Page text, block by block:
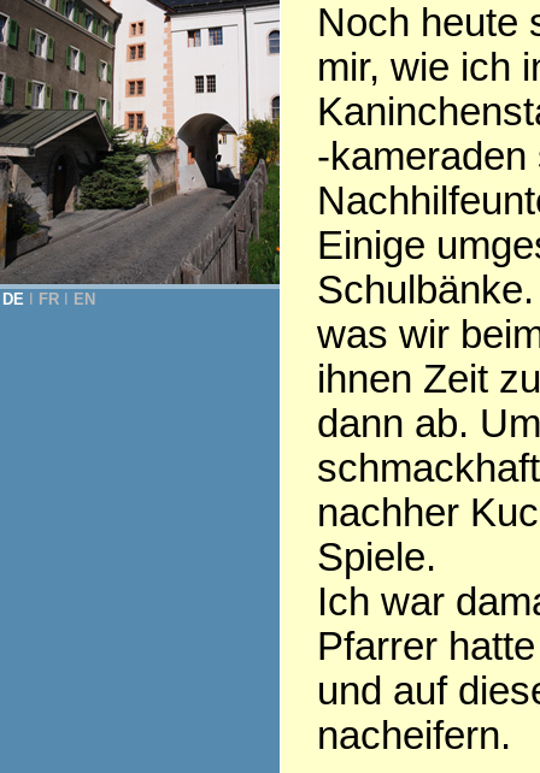
DE FR EN
Noch heute
mir, wie ich
-
Einige
was wir
ihnen Zeit
dann ab.
nachher
Spiele.
Ich war
Pfarrer
und auf
nacheifern.